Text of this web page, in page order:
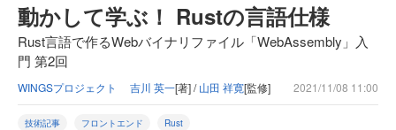
動かして学ぶ！ Rustの言語仕様
Rust言語で作るWebバイナリファイル「WebAssembly」入
門 第2回
WINGSプロジェクト 吉川 英一[著] /山田 祥寛[監修] 2021/11/08 11:00
技術記事 フロントエンド Rust